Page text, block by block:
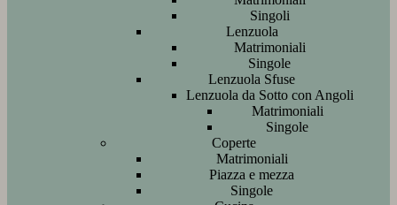
Singoli
Lenzuola
Matrimoniali
Singole
Lenzuola Sfuse
Lenzuola da Sotto con Angoli
Matrimoniali
Singole
Coperte
Matrimoniali
Piazza e mezza
Singole